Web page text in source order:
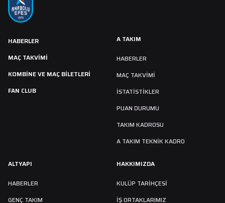
HABERLER
MAÇ TAKVIMI
KOMBİNE VE MAÇ BİLETLERİ
FAN CLUB
A TAKIM
HABERLER
MAÇ TAKVIMI
İSTATİSTİKLER
PUAN DURUMU
TAKIM KADROSU
A TAKIM TEKNİK KADRO
ALTYAPI
HABERLER
GENÇ TAKIM
HAKKIMIZDA
KULÜP TARIHÇESI
İŞ ORTAKLARIMIZ